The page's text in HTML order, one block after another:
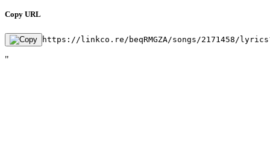
Copy URL
https://linkco.re/beqRMGZA/songs/2171458/
"